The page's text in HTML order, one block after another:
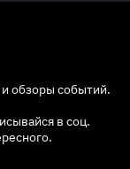
обзоры событий.
в соц.